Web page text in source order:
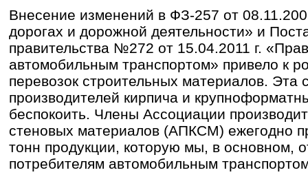
Внесение изменений в ФЗ-257 от
дорогах и дорожной деятельности» и
правительства №272 от 15.04.2011 г.
автомобильным транспортом» привело к
перевозок строительных материалов. Эта
производителей кирпича и
беспокоить. Члены Ассоциации
стеновых материалов (АПКСМ) ежегодно
тонн продукции, которую мы, в основном,
потребителям автомобильным